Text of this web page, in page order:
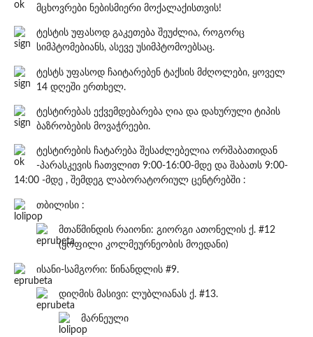
მცხოვრები ნებისმიერი მოქალაქისთვის!
ტესტის უფასოდ გაკეთება შეუძლია, როგორც
სიმპტომებიანს, ასევე უსიმპტომოებსაც.
ტესტს უფასოდ ჩაიტარებენ ტაქსის მძღოლები, ყოველ
14 დღეში ერთხელ.
ტესტირებას ექვემდებარება ღია და დახურული ტიპის
ბაზრობების მოვაჭრეები.
ტესტირების ჩატარება შესაძლებელია ორშაბათიდან
-პარასკევის ჩათვლით 9:00-16:00-მდე და შაბათს 9:00-
14:00 -მდე , შემდეგ ლაბორატორიულ ცენტრებში :
თბილისი :
მთაწმინდის რაიონი: გიორგი ათონელის ქ. #12
(ყოფილი კოლმეურნეობის მოედანი)
ისანი-სამგორი: წინანდლის #9.
დიღმის მასივი: ლუბლიანას ქ. #13.
მარნეული